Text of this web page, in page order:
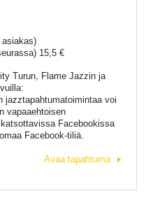
15,5 €
Turun, Flame Jazzin ja
jazztapahtumatoimintaa voi
vapaaehtoisen
Facebookissa
Facebook-tiliä.
Avaa tapahtuma